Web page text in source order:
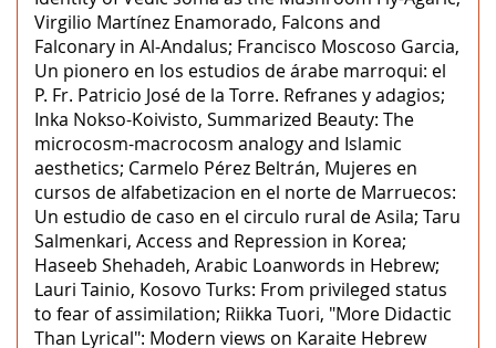
Virgilio Martínez Enamorado, Falcons and
Falconary in Al-Andalus; Francisco Moscoso Garcia,
Un pionero en los estudios de árabe marroqui: el
P. Fr. Patricio José de la Torre. Refranes y adagios;
Inka Nokso-Koivisto, Summarized Beauty: The
microcosm-macrocosm analogy and Islamic
aesthetics; Carmelo Pérez Beltrán, Mujeres en
cursos de alfabetizacion en el norte de Marruecos:
Un estudio de caso en el circulo rural de Asila; Taru
Salmenkari, Access and Repression in Korea;
Haseeb Shehadeh, Arabic Loanwords in Hebrew;
Lauri Tainio, Kosovo Turks: From privileged status
to fear of assimilation; Riikka Tuori, "More Didactic
Than Lyrical": Modern views on Karaite Hebrew